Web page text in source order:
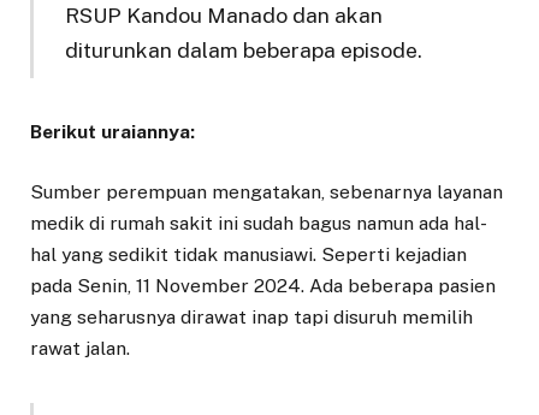
RSUP Kandou Manado dan akan
diturunkan dalam beberapa episode.
Berikut uraiannya:
Sumber perempuan mengatakan, sebenarnya layanan
medik di rumah sakit ini sudah bagus namun ada hal-
hal yang sedikit tidak manusiawi. Seperti kejadian
pada Senin, 11 November 2024. Ada beberapa pasien
yang seharusnya dirawat inap tapi disuruh memilih
rawat jalan.